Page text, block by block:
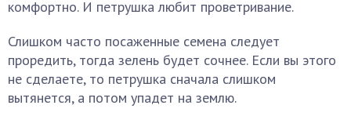
комфортно. И петрушка любит проветривание.
Слишком часто посаженные семена следует
проредить, тогда зелень будет сочнее. Если вы этого
не сделаете, то петрушка сначала слишком
вытянется, а потом упадет на землю.